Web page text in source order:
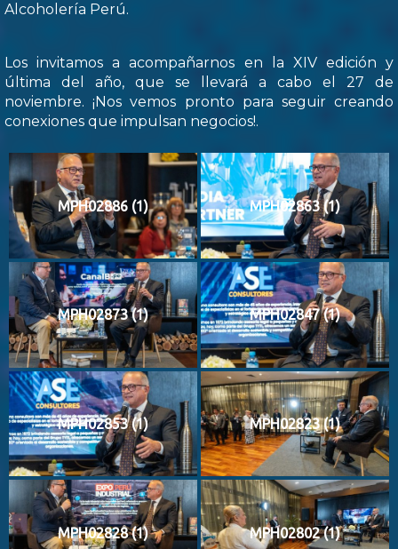
Alcoholería Perú.
Los invitamos a acompañarnos en la XIV edición y
última del año, que se llevará a cabo el 27 de
noviembre. ¡Nos vemos pronto para seguir creando
conexiones que impulsan negocios!.
MPH02886 (1) MPH02863 (1)
MPH02873 (1) MPH02847 (1)
MPH02853 (1) MPH02823 (1)
MPH02828 (1) MPH02802 (1)